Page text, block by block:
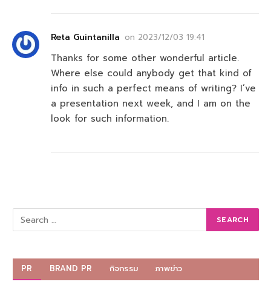
Reta Guintanilla on 2023/12/03 19:41
Thanks for some other wonderful article.
Where else could anybody get that kind of
info in such a perfect means of writing? I’ve
a presentation next week, and I am on the
look for such information.
PR BRAND PR กิจกรรม ภาพข่าว